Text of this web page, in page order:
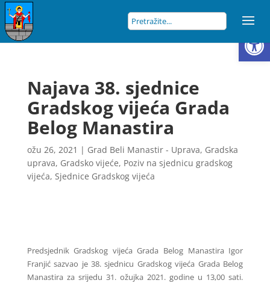
Najava 38. sjednice
Gradskog vijeća Grada
Belog Manastira
ožu 26, 2021 | Grad Beli Manastir - Uprava, Gradska
uprava, Gradsko vijeće, Poziv na sjednicu gradskog
vijeća, Sjednice Gradskog vijeća
Predsjednik Gradskog vijeća Grada Belog Manastira Igor
Franjić sazvao je 38. sjednicu Gradskog vijeća Grada Belog
Manastira za srijedu 31. ožujka 2021. godine u 13,00 sati.